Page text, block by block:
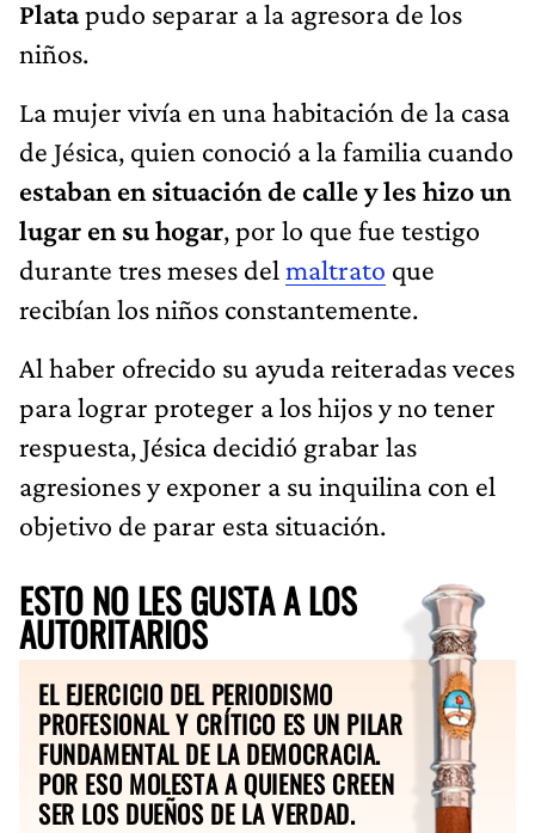
Platapudo separar a la agresora de los
niños.
La mujer vivía en una habitación de la casa
de Jésica, quien conoció a la familia cuando
estaban en situación de calle y les hizo un
lugar en su hogar, por lo que fue testigo
durante tres meses del maltrato que
recibían los niños constantemente.
Al haber ofrecido su ayuda reiteradas veces
para lograr proteger a los hijos y no tener
respuesta, Jésica decidió grabar las
agresiones y exponer a su inquilina con el
objetivo de parar esta situación.
ESTO NO LES GUSTA A LOS
AUTORITARIOS
EL EJERCICIO DEL PERIODISMO
PROFESIONAL Y CRÍTICO ES UN PILAR
FUNDAMENTAL DE LA DEMOCRACIA.
POR ESO MOLESTA A QUIENES CREEN
SER LOS DUEÑOS DE LA VERDAD.